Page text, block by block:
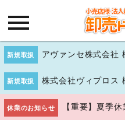
新規取扱 アヴァンセ株式会社
新規取扱 株式会社ヴィプロス
休業のお知らせ 【重要】夏季